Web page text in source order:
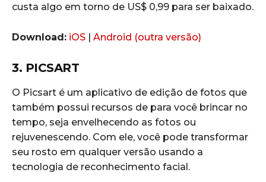
custa algo em torno de US$ 0,99 para ser baixado.
Download: iOS Android (outra versão)
3. PICSART
O Picsart é um aplicativo de edição de fotos que
também possui recursos de para você brincar no
tempo, seja envelhecendo as fotos ou
rejuvenescendo. Com ele, você pode transformar
seu rosto em qualquer versão usando a
tecnologia de reconhecimento facial.